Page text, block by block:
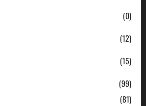
(0)
(12)
(15)
(99)
(81)